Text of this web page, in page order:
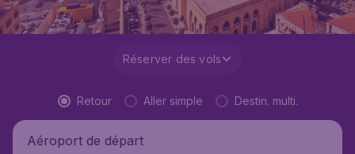
Réserver des vols
Retour Aller simple Destin. multi.
Aéroport de départ